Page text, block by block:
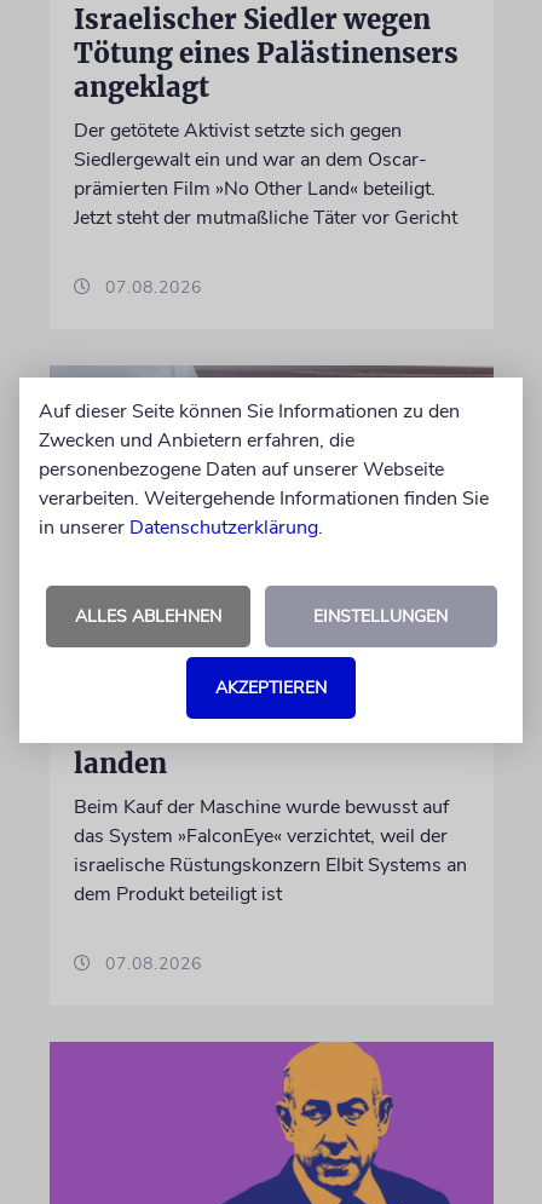
Israelischer Siedler wegen
Tötung eines Palästinensers
angeklagt
Der getötete Aktivist setzte sich gegen
Siedlergewalt ein und war an dem Oscar-
prämierten Film »No Other Land« beteiligt.
Jetzt steht der mutmaßliche Täter vor Gericht
07.08.2026
DUBLIN
Wegen Israel-Boykott:
Irisches Regierungsflugzeug
kann nicht mehr im Nebel
landen
Beim Kauf der Maschine wurde bewusst auf
das System »FalconEye« verzichtet, weil der
israelische Rüstungskonzern Elbit Systems an
dem Produkt beteiligt ist
07.08.2026
Auf dieser Seite können Sie Informationen zu den
Zwecken und Anbietern erfahren, die
personenbezogene Daten auf unserer Webseite
verarbeiten. Weitergehende Informationen finden Sie
in unserer Datenschutzerklärung.
ALLES ABLEHNEN EINSTELLUNGEN
AKZEPTIEREN